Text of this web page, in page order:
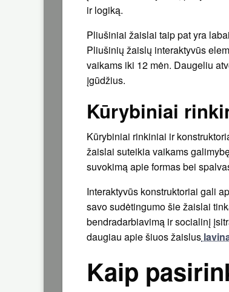
ir logiką.
Pliušiniai žaislai taip pat yra
Pliušinių žaislų interaktyvūs
vaikams iki 12 mėn. Daugeliu
įgūdžius.
Kūrybiniai
Kūrybiniai rinkiniai ir
žaislai suteikia vaikams
suvokimą apie formas bei
Interaktyvūs konstruktoriai gali
savo sudėtingumo šie žaislai
bendradarbiavimą ir socialinį
daugiau apie šiuos žaislus
Kaip